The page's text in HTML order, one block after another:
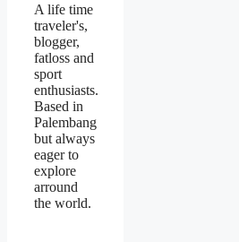
A life time
traveler's,
blogger,
fatloss and
sport
enthusiasts.
Based in
Palembang
but always
eager to
explore
arround
the world.